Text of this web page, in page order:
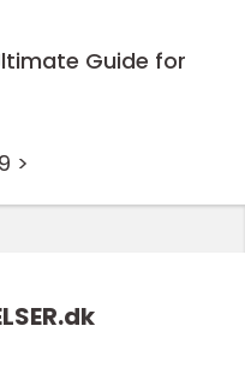
Guide for
>
dk